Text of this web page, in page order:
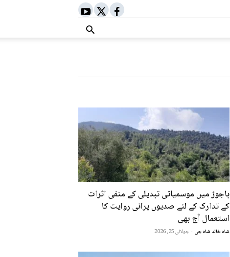
باجوڑ میں موسمیاتی تبدیلی کے منفی اثرات
کے تدارک کے لئے صدیوں پرانی روایت کا
استعمال آج بھی
شاہ خالد شاہ جی - جولائی 25, 2026